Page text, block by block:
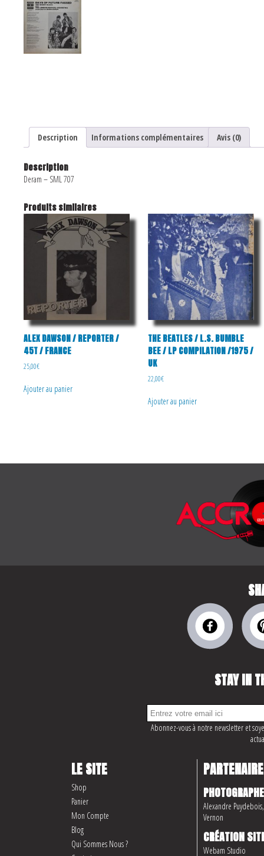
Description Informations complémentaires Avis (0)
Description
Deram ‎– SML 707
Produits similaires
ALEX DAWSON / REPORTER /
45T / FRANCE
25,00€
Ajouter au panier
THE BEATLES / L.S. BUMBLE
BEE / LP COMPILATION /1975 /
UK
22,00€
Ajouter au panier
STAY IN
Abonnez-vous à notre newsletter et
LE SITE
Shop
Panier
Mon Compte
Blog
Qui Sommes Nous ?
PHOTOGRAPHE
Alexandre
Vernon
CRÉATION
Webam Studio